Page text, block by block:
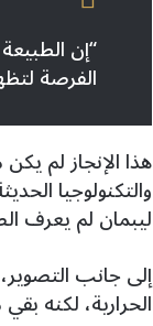
“إن
الفرصة
هذا الإنجاز لم
والتكنولوجيا
ليبمان لم يعرف
إلى جانب
الحرارية، لكنه